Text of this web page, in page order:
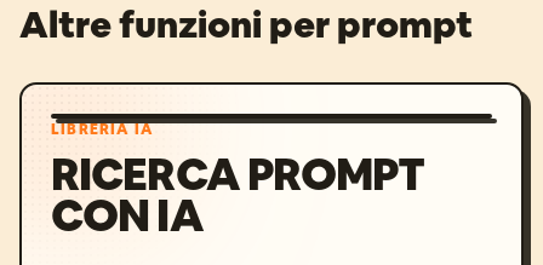
Altre funzioni per prompt
LIBRERIA IA
RICERCA PROMPT
CON IA